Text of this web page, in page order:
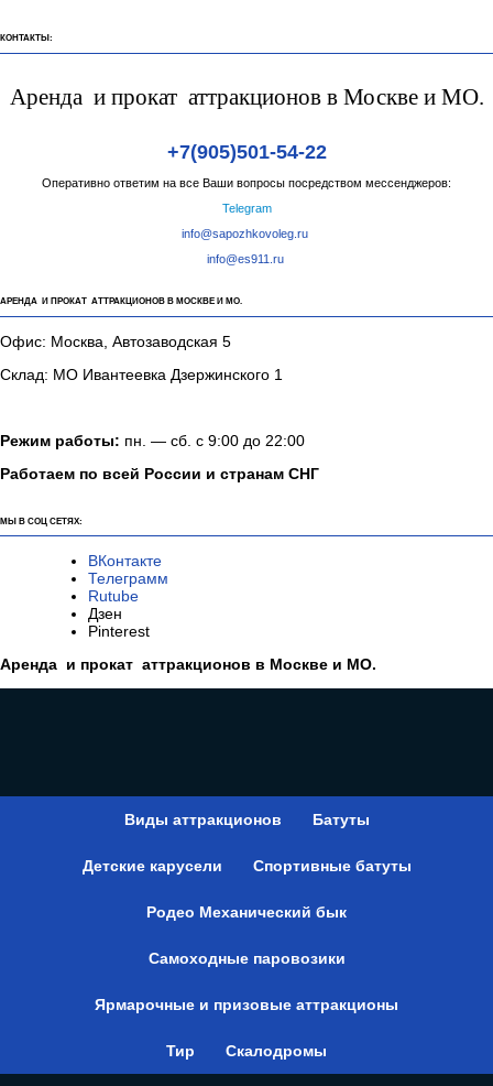
КОНТАКТЫ:
Аренда и прокат аттракционов в Москве и МО.
+7(905)501-54-22
Оперативно ответим на все Ваши вопросы посредством мессенджеров:
Telegram
info@sapozhkovoleg.ru
info@es911.ru
АРЕНДА И ПРОКАТ АТТРАКЦИОНОВ В МОСКВЕ И МО.
Офис: Москва, Автозаводская 5
Склад: МО Ивантеевка Дзержинского 1
Режим работы: пн. — сб. с 9:00 до 22:00
Работаем по всей России и странам СНГ
МЫ В СОЦ СЕТЯХ:
ВКонтакте
Телеграмм
Rutube
Дзен
Pinterest
Аренда и прокат аттракционов в Москве и МО.
Виды аттракционов Батуты
Детские карусели Спортивные батуты
Родео Механический бык
Самоходные паровозики
Ярмарочные и призовые аттракционы
Тир Скалодромы